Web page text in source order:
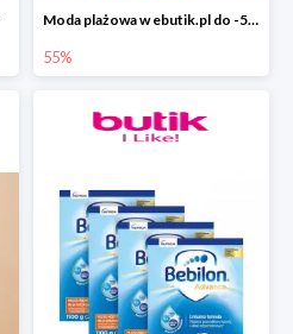
Moda plażowa w ebutik.pl do -55%
55%